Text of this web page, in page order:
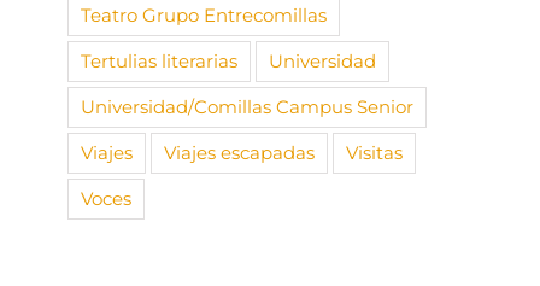
Teatro Grupo Entrecomillas
Tertulias literarias
Universidad
Universidad/Comillas Campus Senior
Viajes
Viajes escapadas
Visitas
Voces